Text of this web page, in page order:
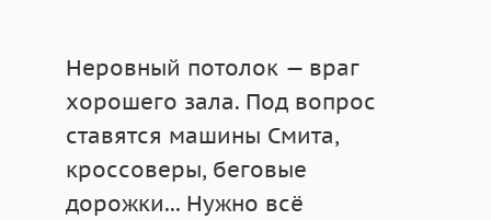
Неровный потолок — враг
хорошего зала. Под вопрос
ставятся машины Смита,
кроссоверы, беговые
дорожки... Нужно всё